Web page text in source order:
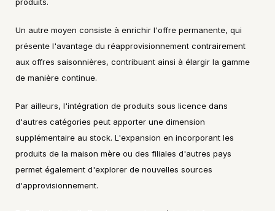
Un autre moyen consiste à enrichir l'offre permanente, qui
présente l'avantage du réapprovisionnement contrairement
aux offres saisonnières, contribuant ainsi à élargir la gamme
de manière continue.
Par ailleurs, l'intégration de produits sous licence dans
d'autres catégories peut apporter une dimension
supplémentaire au stock. L'expansion en incorporant les
produits de la maison mère ou des filiales d'autres pays
permet également d'explorer de nouvelles sources
d'approvisionnement.